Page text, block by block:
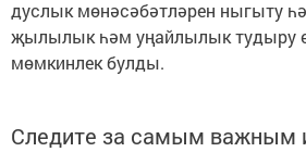
дуслык мөнәсәбәтләрен ныгыту
җылылык һәм уңайлылык тудыру
мөмкинлек булды.
Следите за самым важным